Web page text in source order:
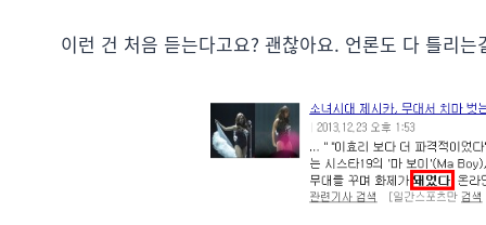
이런 건 처음 듣는다고요? 괜찮아요. 언론도 다 틀리는